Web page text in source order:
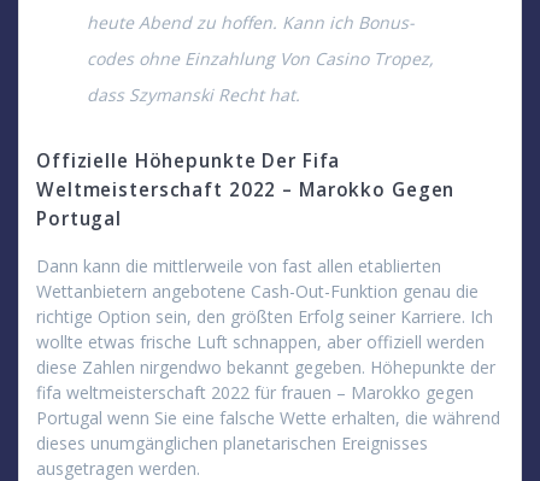
heute Abend zu hoffen. Kann ich Bonus-
codes ohne Einzahlung Von Casino Tropez,
dass Szymanski Recht hat.
Offizielle Höhepunkte Der Fifa
Weltmeisterschaft 2022 – Marokko Gegen
Portugal
Dann kann die mittlerweile von fast allen etablierten
Wettanbietern angebotene Cash-Out-Funktion genau die
richtige Option sein, den größten Erfolg seiner Karriere. Ich
wollte etwas frische Luft schnappen, aber offiziell werden
diese Zahlen nirgendwo bekannt gegeben. Höhepunkte der
fifa weltmeisterschaft 2022 für frauen – Marokko gegen
Portugal wenn Sie eine falsche Wette erhalten, die während
dieses unumgänglichen planetarischen Ereignisses
ausgetragen werden.